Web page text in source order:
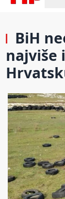
BiH
najviše